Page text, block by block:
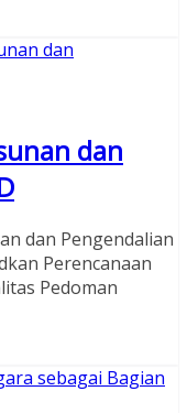
dan
dan Pengendalian
Perencanaan
Pedoman